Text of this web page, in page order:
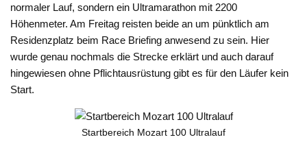
normaler Lauf, sondern ein Ultramarathon mit 2200
Höhenmeter. Am Freitag reisten beide an um pünktlich am
Residenzplatz beim Race Briefing anwesend zu sein. Hier
wurde genau nochmals die Strecke erklärt und auch darauf
hingewiesen ohne Pflichtausrüstung gibt es für den Läufer kein
Start.
Startbereich Mozart 100 Ultralauf